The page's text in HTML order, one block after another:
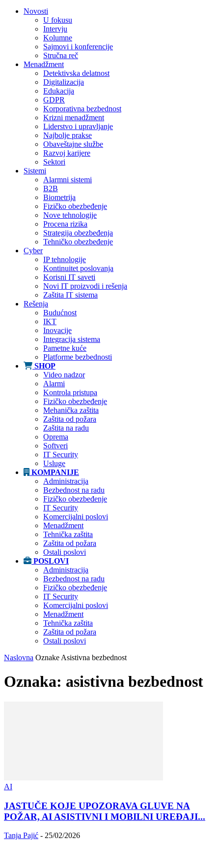
Novosti
U fokusu
Intervju
Kolumne
Sajmovi i konferencije
Stručna reč
Menadžment
Detektivska delatnost
Digitalizacija
Edukacija
GDPR
Korporativna bezbednost
Krizni menadžment
Liderstvo i upravljanje
Najbolje prakse
Obaveštajne službe
Razvoj karijere
Sektori
Sistemi
Alarmni sistemi
B2B
Biometrija
Fizičko obezbeđenje
Nove tehnologije
Procena rizika
Strategija obezbeđenja
Tehničko obezbeđenje
Cyber
IP tehnologije
Kontinuitet poslovanja
Korisni IT saveti
Novi IT proizvodi i rešenja
Zaštita IT sistema
Rešenja
Budućnost
IKT
Inovacije
Integracija sistema
Pametne kuće
Platforme bezbednosti
SHOP
Video nadzor
Alarmi
Kontrola pristupa
Fizičko obezbeđenje
Mehanička zaštita
Zaštita od požara
Zaštita na radu
Oprema
Softveri
IT Security
Usluge
KOMPANIJE
Administracija
Bezbednost na radu
Fizičko obezbeđenje
IT Security
Komercijalni poslovi
Menadžment
Tehnička zaštita
Zaštita od požara
Ostali poslovi
POSLOVI
Administracija
Bezbednost na radu
Fizičko obezbeđenje
IT Security
Komercijalni poslovi
Menadžment
Tehnička zaštita
Zaštita od požara
Ostali poslovi
Naslovna Oznake Asistivna bezbednost
Oznaka: asistivna bezbednost
AI
JASTUČE KOJE UPOZORAVA GLUVE NA
POŽAR, AI ASISTIVNI I MOBILNI UREĐAJI...
Tanja Pajić - 25/02/2026